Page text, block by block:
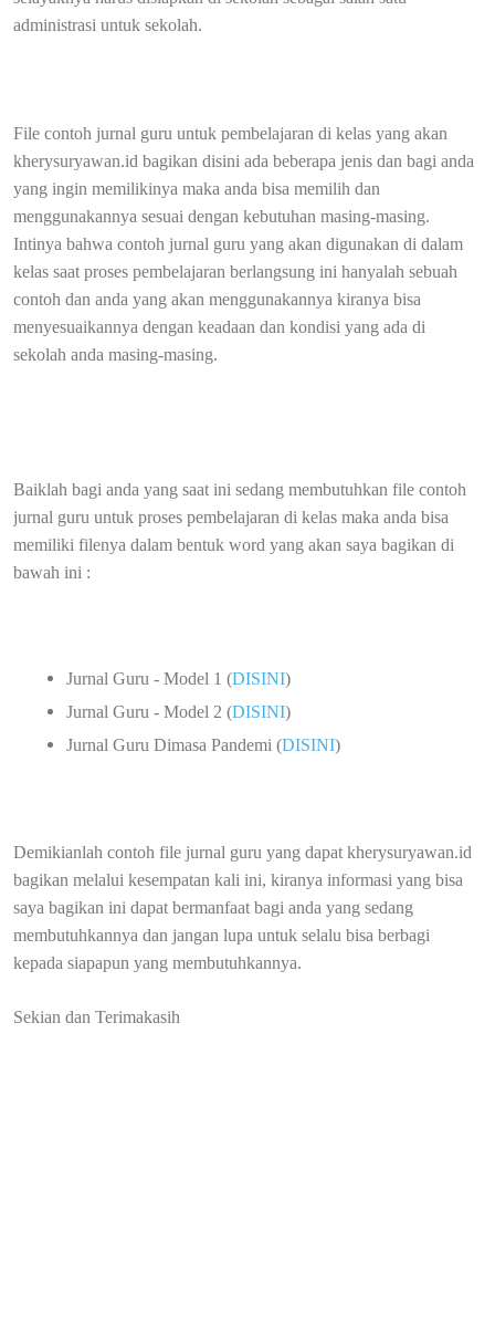
administrasi untuk sekolah.
File contoh jurnal guru untuk pembelajaran di kelas yang akan
kherysuryawan.id bagikan disini ada beberapa jenis dan bagi anda
yang ingin memilikinya maka anda bisa memilih dan
menggunakannya sesuai dengan kebutuhan masing-masing.
Intinya bahwa contoh jurnal guru yang akan digunakan di dalam
kelas saat proses pembelajaran berlangsung ini hanyalah sebuah
contoh dan anda yang akan menggunakannya kiranya bisa
menyesuaikannya dengan keadaan dan kondisi yang ada di
sekolah anda masing-masing.
Baiklah bagi anda yang saat ini sedang membutuhkan file contoh
jurnal guru untuk proses pembelajaran di kelas maka anda bisa
memiliki filenya dalam bentuk word yang akan saya bagikan di
bawah ini :
Jurnal Guru - Model 1 (DISINI)
Jurnal Guru - Model 2 (DISINI)
Jurnal Guru Dimasa Pandemi (DISINI)
Demikianlah contoh file jurnal guru yang dapat kherysuryawan.id
bagikan melalui kesempatan kali ini, kiranya informasi yang bisa
saya bagikan ini dapat bermanfaat bagi anda yang sedang
membutuhkannya dan jangan lupa untuk selalu bisa berbagi
kepada siapapun yang membutuhkannya.
Sekian dan Terimakasih